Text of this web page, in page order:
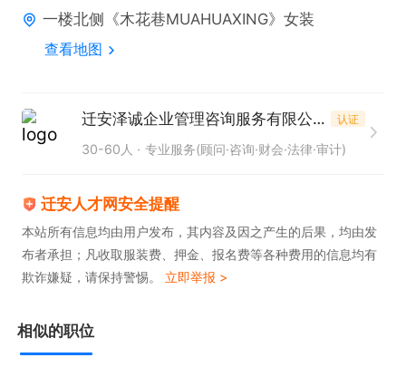
一楼北侧《木花巷MUAHUAXING》女装
查看地图
迁安泽诚企业管理咨询服务有限公司 认证
30-60人 专业服务(顾问·咨询·财会·法律·审计)
迁安人才网安全提醒
本站所有信息均由用户发布，其内容及因之产生的后果，均由发
布者承担；凡收取服装费、押金、报名费等各种费用的信息均有
欺诈嫌疑，请保持警惕。 立即举报 >
相似的职位